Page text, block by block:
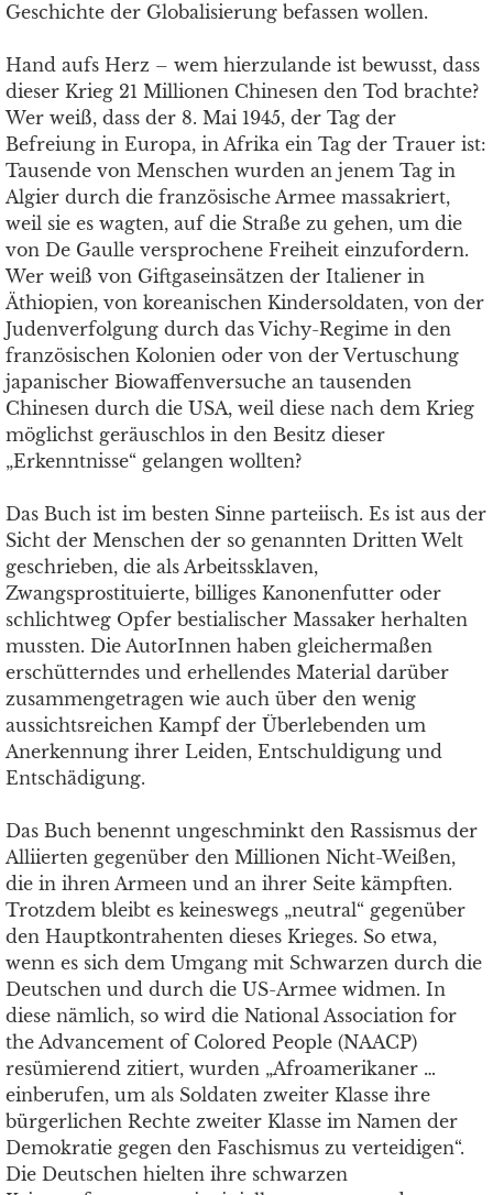
Geschichte der Globalisierung befassen wollen.
Hand aufs Herz – wem hierzulande ist bewusst, dass
dieser Krieg 21 Millionen Chinesen den Tod brachte?
Wer weiß, dass der 8. Mai 1945, der Tag der
Befreiung in Europa, in Afrika ein Tag der Trauer ist:
Tausende von Menschen wurden an jenem Tag in
Algier durch die französische Armee massakriert,
weil sie es wagten, auf die Straße zu gehen, um die
von De Gaulle versprochene Freiheit einzufordern.
Wer weiß von Giftgaseinsätzen der Italiener in
Äthiopien, von koreanischen Kindersoldaten, von der
Judenverfolgung durch das Vichy-Regime in den
französischen Kolonien oder von der Vertuschung
japanischer Biowaffenversuche an tausenden
Chinesen durch die USA, weil diese nach dem Krieg
möglichst geräuschlos in den Besitz dieser
„Erkenntnisse“ gelangen wollten?
Das Buch ist im besten Sinne parteiisch. Es ist aus der
Sicht der Menschen der so genannten Dritten Welt
geschrieben, die als Arbeitssklaven,
Zwangsprostituierte, billiges Kanonenfutter oder
schlichtweg Opfer bestialischer Massaker herhalten
mussten. Die AutorInnen haben gleichermaßen
erschütterndes und erhellendes Material darüber
zusammengetragen wie auch über den wenig
aussichtsreichen Kampf der Überlebenden um
Anerkennung ihrer Leiden, Entschuldigung und
Entschädigung.
Das Buch benennt ungeschminkt den Rassismus der
Alliierten gegenüber den Millionen Nicht-Weißen,
die in ihren Armeen und an ihrer Seite kämpften.
Trotzdem bleibt es keineswegs „neutral“ gegenüber
den Hauptkontrahenten dieses Krieges. So etwa,
wenn es sich dem Umgang mit Schwarzen durch die
Deutschen und durch die US-Armee widmen. In
diese nämlich, so wird die National Association for
the Advancement of Colored People (NAACP)
resümierend zitiert, wurden „Afroamerikaner …
einberufen, um als Soldaten zweiter Klasse ihre
bürgerlichen Rechte zweiter Klasse im Namen der
Demokratie gegen den Faschismus zu verteidigen“.
Die Deutschen hielten ihre schwarzen